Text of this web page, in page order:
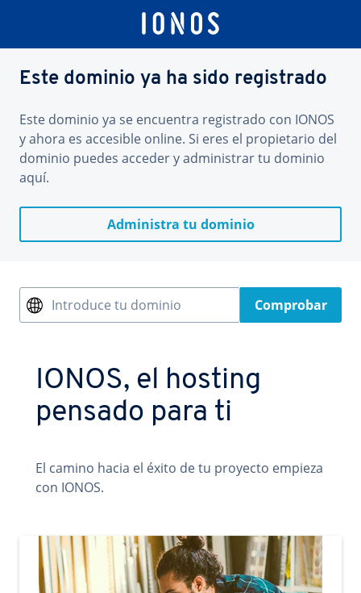
Este dominio ya ha sido registrado
Este dominio ya se encuentra registrado con IONOS
y ahora es accesible online. Si eres el propietario del
dominio puedes acceder y administrar tu dominio
aquí.
Administra tu dominio
Introduce tu dominio Comprobar
IONOS, el hosting
pensado para ti
El camino hacia el éxito de tu proyecto empieza
con IONOS.